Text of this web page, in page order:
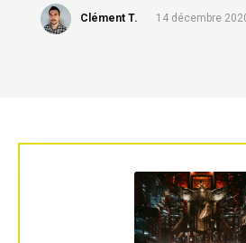
Clément T. 14 décembre